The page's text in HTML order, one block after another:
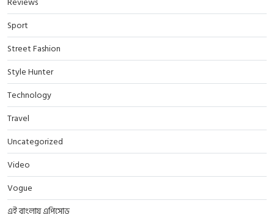
Sport
Street Fashion
Style Hunter
Technology
Travel
Uncategorized
Video
Vogue